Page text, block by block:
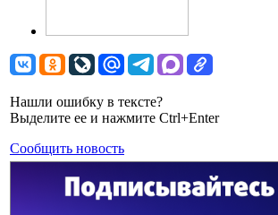
Нашли ошибку в тексте?
Выделите ее и нажмите Ctrl+Enter
Сообщить новость